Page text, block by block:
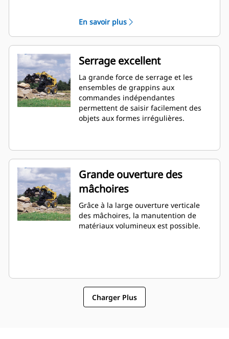
démolition et de recyclage.
En savoir plus
Serrage excellent
La grande force de serrage et les
ensembles de grappins aux
commandes indépendantes
permettent de saisir facilement des
objets aux formes irrégulières.
Grande ouverture des
mâchoires
Grâce à la large ouverture verticale
des mâchoires, la manutention de
matériaux volumineux est possible.
Charger Plus